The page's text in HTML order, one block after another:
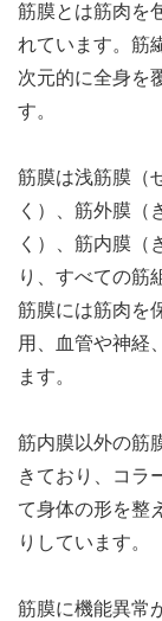
筋膜とは筋肉を
れています。筋
次元的に全身を
す。
筋膜は浅筋膜（
く）、筋外膜（
く）、筋内膜（
り、すべての筋
筋膜には筋肉を
用、血管や神経
ます。
筋内膜以外の筋
きており、コラ
て身体の形を整
りしています。
筋膜に機能異常